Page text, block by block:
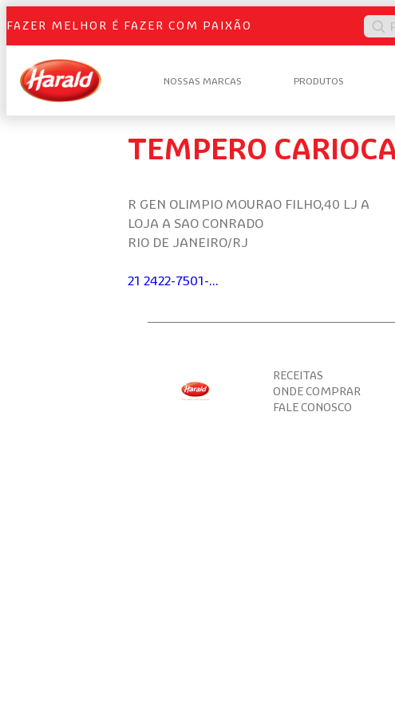
FAZER MELHOR É FAZER COM PAIXÃO
NOSSAS MARCAS PRODUTOS
TEMPERO
R GEN OLIMPIO MOURAO FILHO,40 LJ A
LOJA A SAO CONRADO
RIO DE JANEIRO/RJ
21 2422-7501-...
RECEITAS
ONDE COMPRAR
FALE CONOSCO